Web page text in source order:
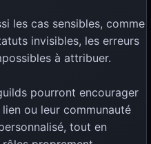
les cas sensibles, comme
invisibles, les erreurs
à attribuer.
pourront encourager
ou leur communauté
tout en